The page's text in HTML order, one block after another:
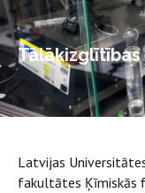
Latvijas
fakultātes Ķīmiskās